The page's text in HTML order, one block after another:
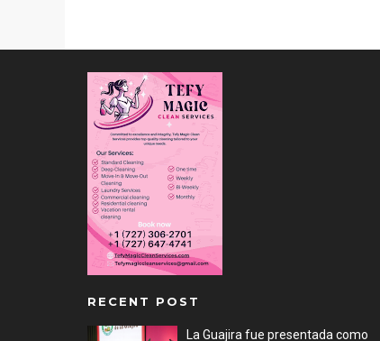
RECENT POST
La Guajira fue presentada como